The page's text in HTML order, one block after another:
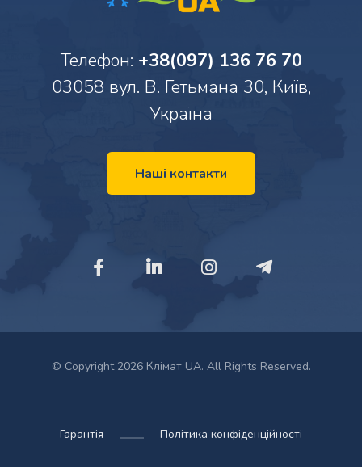
Телефон: +38(097) 136 76 70
03058 вул. В. Гетьмана 30, Київ,
Україна
Наші контакти
© Copyright 2026 Клімат UA. All Rights Reserved.
Політика конфіденційності
Гарантія